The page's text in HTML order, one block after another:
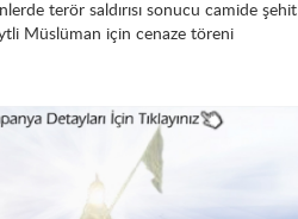
terör saldırısı sonucu camide şehit
Müslüman için cenaze töreni